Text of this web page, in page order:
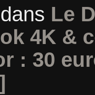
dans Le
4K &
: 30